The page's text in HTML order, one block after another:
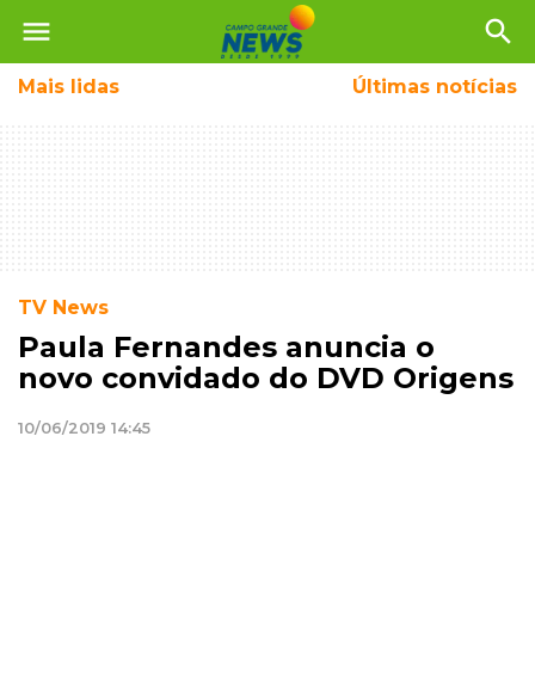
menu search
Mais lidas Últimas notícias
TV News
Paula Fernandes anuncia o
novo convidado do DVD Origens
10/06/2019 14:45